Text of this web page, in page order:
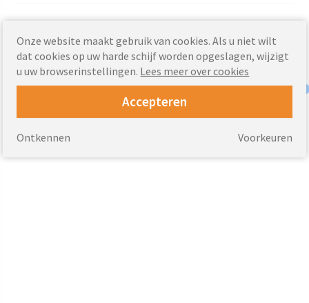
Onze website maakt gebruik van cookies. Als u niet wilt
dat cookies op uw harde schijf worden opgeslagen, wijzigt
u uw browserinstellingen. Lees meer over cookies
Accepteren
Voorkeuren
Ontkennen